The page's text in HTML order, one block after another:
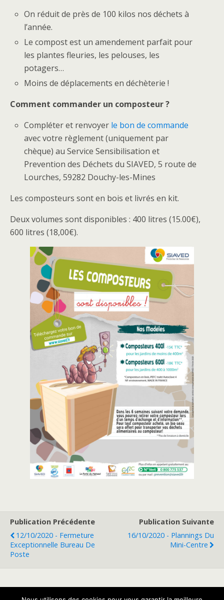
On réduit de près de 100 kilos nos déchets à
l’année.
Le compost est un amendement parfait pour
les plantes fleuries, les pelouses, les
potagers…
Moins de déplacements en déchèterie !
Comment commander un composteur ?
Compléter et renvoyer le bon de commande
avec votre règlement (uniquement par
chèque) au Service Sensibilisation et
Prevention des Déchets du SIAVED, 5 route de
Lourches, 59282 Douchy-les-Mines
Les composteurs sont en bois et livrés en kit.
Deux volumes sont disponibles : 400 litres (15.00€),
600 litres (18,00€).
Publication Précédente
12/10/2020 - Fermeture
Exceptionnelle Bureau De
Poste
Publication Suivante
16/10/2020 - Plannings Du
Mini-Centre
Retour au début